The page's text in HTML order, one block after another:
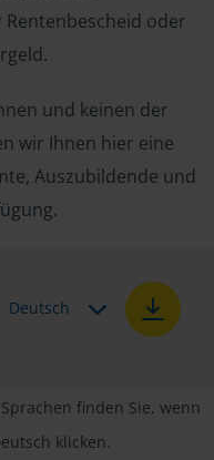
oder
und keinen der
wir Ihnen hier eine
Auszubildende und
Deutsch
finden Sie, wenn
klicken.